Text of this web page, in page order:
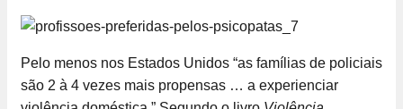
Pelo menos nos Estados Unidos “as famílias de policiais
são 2 à 4 vezes mais propensas … a experienciar